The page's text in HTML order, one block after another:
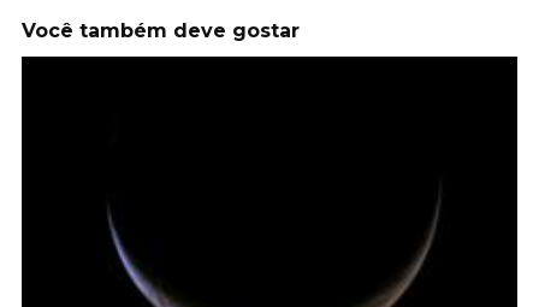
Você também deve gostar